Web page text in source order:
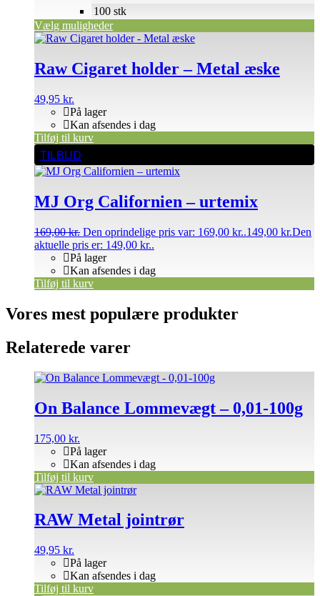
Vælg muligheder
100 stk
Raw Cigaret holder – Metal æske
49,95 kr.
På lager
Kan afsendes i dag
Tilføj til kurv
TILBUD
MJ Org Californien – urtemix
169,00kr. Den oprindelige pris var: 169,00 kr..149,00 kr.Den
aktuelle pris er: 149,00 kr..
På lager
Kan afsendes i dag
Tilføj til kurv
Vores mest populære produkter
Relaterede varer
On Balance Lommevægt – 0,01-100g
175,00 kr.
På lager
Kan afsendes i dag
Tilføj til kurv
RAW Metal jointrør
49,95 kr.
På lager
Kan afsendes i dag
Tilføj til kurv